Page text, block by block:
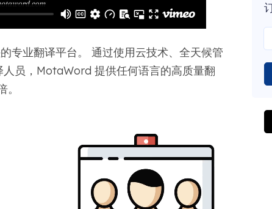
专业翻译平台。 通过使用云技术、全天候管
员，MotaWord 提供任何语言的高质量翻